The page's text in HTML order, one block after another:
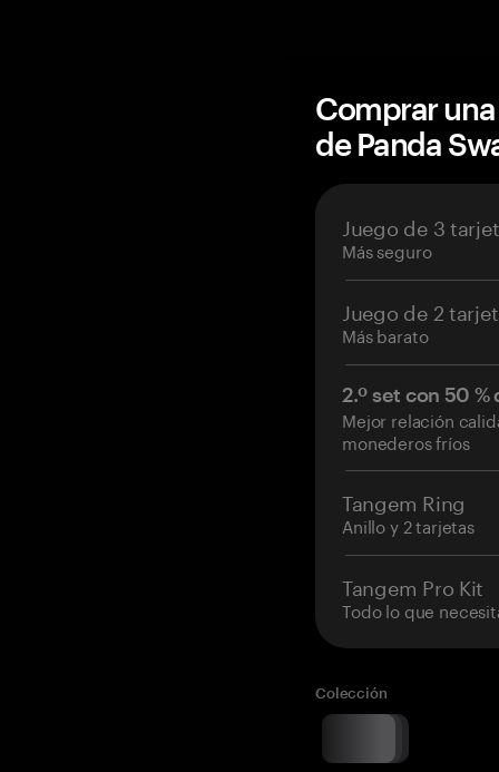
Comprar
de Panda
Juego de 3
Más seguro
Juego de 2
Más barato
2.º set con 50
Mejor relación
monederos fríos
Tangem Ring
Anillo y 2 tarjetas
Tangem Pro Kit
Todo lo que
Colección